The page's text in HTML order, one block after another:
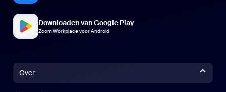
Downloaden van Google Play
Zoom Workplace voor Android
Over